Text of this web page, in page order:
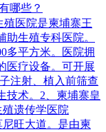
哪些？
殖医院是柬埔寨王
生殖专科医院。
多平方米。医院拥
医疗设备。可开展
注射、植入前筛查
技术。2、柬埔寨皇
遗传学医院
旺大道。是由柬